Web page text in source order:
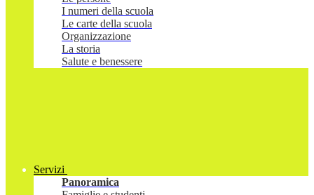
I numeri della scuola
Le carte della scuola
Organizzazione
La storia
Salute e benessere
Servizi
Panoramica